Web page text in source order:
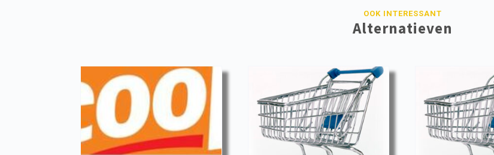
OOK INTERESSANT
Alternatieven